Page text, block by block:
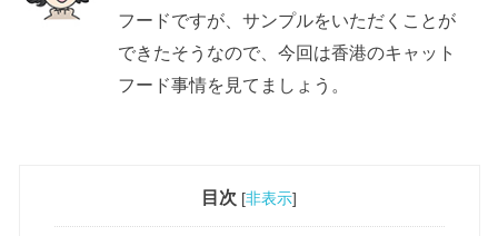
フードですが、サンプルをいただくことが
できたそうなので、今回は香港のキャット
フード事情を見てましょう。
目次 [非表示]